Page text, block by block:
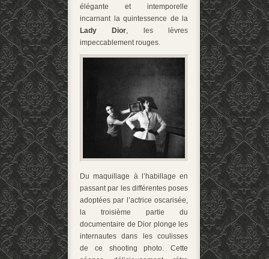
élégante et intemporelle
incarnant la quintessence de la
Lady Dior, les lèvres
impeccablement rouges.
Du maquillage à l’habillage en
passant par les différentes poses
adoptées par l’actrice oscarisée,
la troisième partie du
documentaire de Dior plonge les
internautes dans les coulisses
de ce shooting photo. Cette